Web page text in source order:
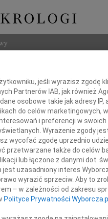
i słowa wsparcia
jeśli wyrazisz zgodę
Partnerów IAB, jak również
osobowe takie jak adresy
do celów marketingowych,
i preferencji w
Wyrażenie zgody
wycofać zgodę uprzednio
przetwarzane także do celów
lub łączone z danymi dot.
uzasadniony interes
wyrazić sprzeciw. Aby to
– w zależności od zakresu
Polityce Prywatności